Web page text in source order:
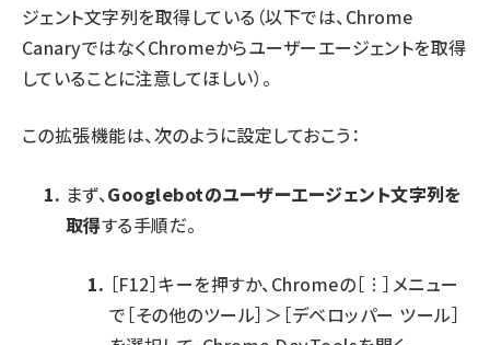
ジェント文字列を取得している（以下では、Chrome
CanaryではなくChromeからユーザーエージェントを取得
していることに注意してほしい）。
この拡張機能は、次のように設定しておこう：
まず、Googlebotのユーザーエージェント文字列を
取得する手順だ。
［F12］キーを押すか、Chromeの［︙］メニュー
で［その他のツール］＞［デベロッパー ツール］